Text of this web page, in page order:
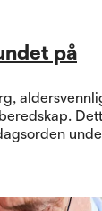
på